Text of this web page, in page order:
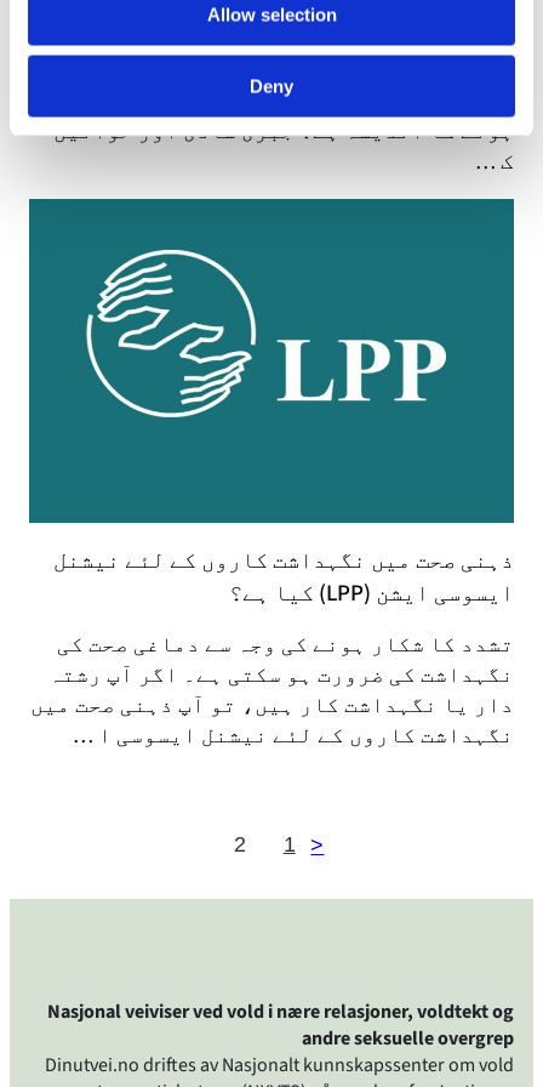
Allow selection
Deny
کیا آپ کے اہل خانہ میں سے کوئی یہ فیصلہ
چاہئیے؟ کیا آپ کو خاتون کے ختنے کا شکار
ہونے کا اندیشہ ہے؟ جبری شادی اور خواتین
ک …
ذہنی صحت میں نگہداشت کاروں کے لئے نیشنل
ایسوسی ایشن (LPP) کیا ہے؟
تشدد کا شکار ہونے کی وجہ سے دماغی صحت کی
نگہداشت کی ضرورت ہو سکتی ہے۔ اگر آپ رشتہ
دار یا نگہداشت کار ہیں، تو آپ ذہنی صحت میں
نگہداشت کاروں کے لئے نیشنل ایسوسی ا …
<
1
2
Nasjonal veiviser ved vold i nære relasjoner, voldtekt og
andre seksuelle overgrep
Dinutvei.no driftes av Nasjonalt kunnskapssenter om vold